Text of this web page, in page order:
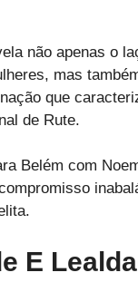
não apenas o
mas
que
de Rute.
Belém com
E